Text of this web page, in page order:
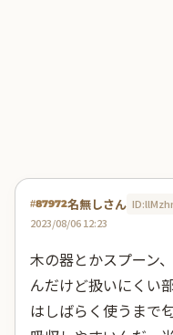
#87972名無しさん
2023/08/06 12:23
木の器とかスプーン
んだけど扱いにくい
はしばらく使うまで